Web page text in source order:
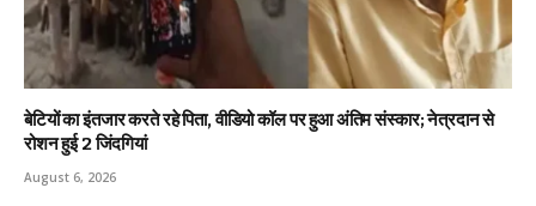
बेटियों का इंतजार करते रहे पिता, वीडियो कॉल पर हुआ अंतिम संस्कार; नेत्रदान से
रोशन हुई 2 जिंदगियां
August 6, 2026